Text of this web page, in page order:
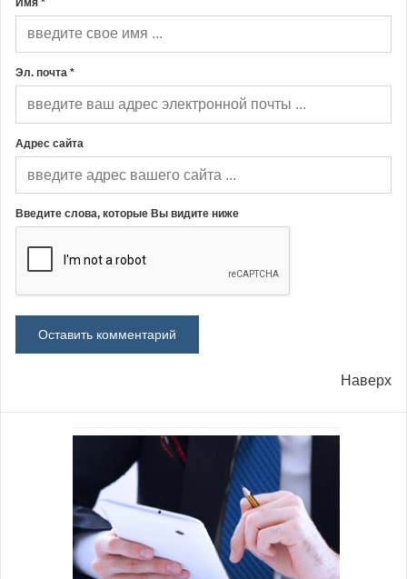
Эл. почта *
Адрес сайта
Введите слова, которые Вы видите ниже
Наверх